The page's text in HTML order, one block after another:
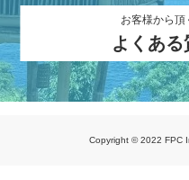
お客様から頂
よくある
Copyright © 2022 FPC